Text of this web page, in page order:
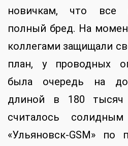
новичкам, что все
полный бред. На
коллегами защищали
план, у проводных
была очередь на
длиной в 180 тысяч
считалось
«Ульяновск-GSM»